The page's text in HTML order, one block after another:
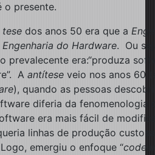
o presente.
tese dos anos 50 era que a
do Hardware. Ou
prevalecente era:“produza
A antítese veio nos anos 60
), quando as pessoas
diferia da fenomenologia
era mais fácil de
linhas de produção
emergiu o enfoque “